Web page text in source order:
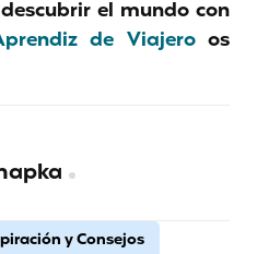
el mundo con
de Viajeroos
y Consejos